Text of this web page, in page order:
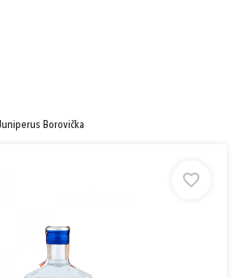
Borovička